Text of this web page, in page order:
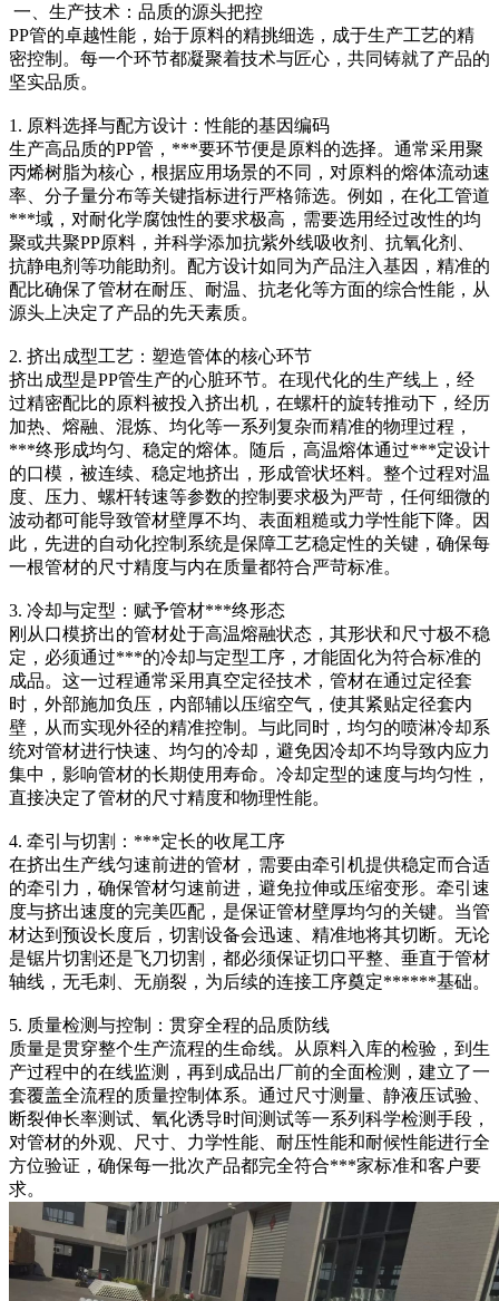
一、生产技术：品质的源头把控
PP管的卓越性能，始于原料的精挑细选，成于生产工艺的精
密控制。每一个环节都凝聚着技术与匠心，共同铸就了产品的
坚实品质。
1. 原料选择与配方设计：性能的基因编码
生产高品质的PP管，***要环节便是原料的选择。通常采用聚
丙烯树脂为核心，根据应用场景的不同，对原料的熔体流动速
率、分子量分布等关键指标进行严格筛选。例如，在化工管道
***域，对耐化学腐蚀性的要求极高，需要选用经过改性的均
聚或共聚PP原料，并科学添加抗紫外线吸收剂、抗氧化剂、
抗静电剂等功能助剂。配方设计如同为产品注入基因，精准的
配比确保了管材在耐压、耐温、抗老化等方面的综合性能，从
源头上决定了产品的先天素质。
2. 挤出成型工艺：塑造管体的核心环节
挤出成型是PP管生产的心脏环节。在现代化的生产线上，经
过精密配比的原料被投入挤出机，在螺杆的旋转推动下，经历
加热、熔融、混炼、均化等一系列复杂而精准的物理过程，
***终形成均匀、稳定的熔体。随后，高温熔体通过***定设计
的口模，被连续、稳定地挤出，形成管状坯料。整个过程对温
度、压力、螺杆转速等参数的控制要求极为严苛，任何细微的
波动都可能导致管材壁厚不均、表面粗糙或力学性能下降。因
此，先进的自动化控制系统是保障工艺稳定性的关键，确保每
一根管材的尺寸精度与内在质量都符合严苛标准。
3. 冷却与定型：赋予管材***终形态
刚从口模挤出的管材处于高温熔融状态，其形状和尺寸极不稳
定，必须通过***的冷却与定型工序，才能固化为符合标准的
成品。这一过程通常采用真空定径技术，管材在通过定径套
时，外部施加负压，内部辅以压缩空气，使其紧贴定径套内
壁，从而实现外径的精准控制。与此同时，均匀的喷淋冷却系
统对管材进行快速、均匀的冷却，避免因冷却不均导致内应力
集中，影响管材的长期使用寿命。冷却定型的速度与均匀性，
直接决定了管材的尺寸精度和物理性能。
4. 牵引与切割：***定长的收尾工序
在挤出生产线匀速前进的管材，需要由牵引机提供稳定而合适
的牵引力，确保管材匀速前进，避免拉伸或压缩变形。牵引速
度与挤出速度的完美匹配，是保证管材壁厚均匀的关键。当管
材达到预设长度后，切割设备会迅速、精准地将其切断。无论
是锯片切割还是飞刀切割，都必须保证切口平整、垂直于管材
轴线，无毛刺、无崩裂，为后续的连接工序奠定******基础。
5. 质量检测与控制：贯穿全程的品质防线
质量是贯穿整个生产流程的生命线。从原料入库的检验，到生
产过程中的在线监测，再到成品出厂前的全面检测，建立了一
套覆盖全流程的质量控制体系。通过尺寸测量、静液压试验、
断裂伸长率测试、氧化诱导时间测试等一系列科学检测手段，
对管材的外观、尺寸、力学性能、耐压性能和耐候性能进行全
方位验证，确保每一批次产品都完全符合***家标准和客户要
求。